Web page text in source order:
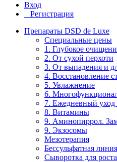
Вход
Регистрация
Препараты DSD de Luxe
Специальные цены
1. Глубокое
2. От сухой перхоти
3. От выпадения и
4. Восстановление
5. Увлажнение
6.
7. Ежедневный
8. Витамины
9. Аминопиррол.
9. Экзосомы
Мезотерапия
Бессульфатная
Сыворотка для